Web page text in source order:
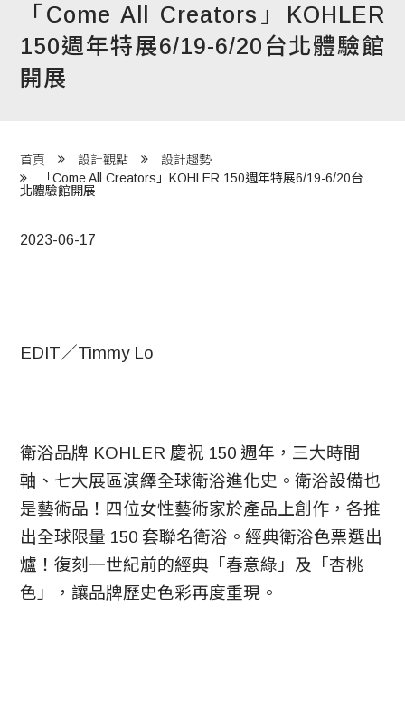
程 Milestones
目 Services
藏 Cover Archives
們 Contact Us
「Come All Creators」KOHLER
150週年特展6/19-6/20台北體驗館
開展
首頁 設計觀點
設計趨勢
「Come All Creators」KOHLER 150週年特展6/19-6/20台
北體驗館開展
2023-06-17
EDIT／Timmy Lo
衛浴品牌 KOHLER 慶祝 150 週年，三大時間
軸、七大展區演繹全球衛浴進化史。衛浴設備也
是藝術品！四位女性藝術家於產品上創作，各推
出全球限量 150 套聯名衛浴。經典衛浴色票選出
爐！復刻一世紀前的經典「春意綠」及「杏桃
色」，讓品牌歷史色彩再度重現。